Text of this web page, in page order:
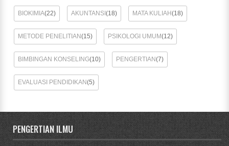
BIOKIMIA(22) AKUNTANSI (18) MATA KULIAH(18)
METODE PENELITIAN(15) PSIKOLOGI UMUM(12)
BIMBINGAN KONSELING(10) PENGERTIAN(7)
EVALUASI PENDIDIKAN(5)
PENGERTIAN ILMU